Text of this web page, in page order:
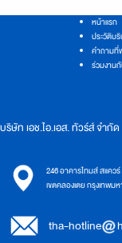
หน้าแรก
ประวัติบ
คำถาม
ร่วมงาน
บริษัท เอช.ไอ.เอส. ทัวร์ส์ จำกัด
246 อาคารไทมส์ สแคว
เขตคลองเตย กรุงเทพม
tha-hotline